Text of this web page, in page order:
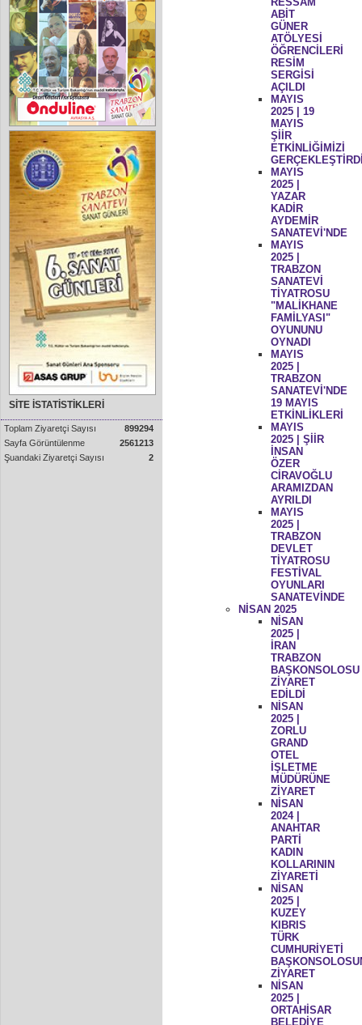
SİTE İSTATİSTİKLERİ
Toplam Ziyaretçi Sayısı
899294
Sayfa Görüntülenme
2561213
Şuandaki Ziyaretçi Sayısı
2
ABİT
GÜNER
ATÖLYESİ
ÖĞRENCİLERİ
RESİM
SERGİSİ
AÇILDI
MAYIS
2025 | 19
MAYIS
ŞİİR
ETKİNLİĞİMİZİ
MAYIS
2025 |
YAZAR
KADİR
AYDEMİR
SANATEVİ'NDE
MAYIS
2025 |
TRABZON
SANATEVİ
TİYATROSU
"MALİKHANE
FAMİLYASI"
OYUNUNU
OYNADI
MAYIS
2025 |
TRABZON
SANATEVİ'NDE
19 MAYIS
ETKİNLİKLERİ
MAYIS
2025 | ŞİİR
İNSAN
ÖZER
CİRAVOĞLU
ARAMIZDAN
AYRILDI
MAYIS
2025 |
TRABZON
DEVLET
TİYATROSU
FESTİVAL
OYUNLARI
SANATEVİNDE
NİSAN 2025
NİSAN
2025 |
İRAN
TRABZON
BAŞKONSOLOSU
ZİYARET
EDİLDİ
NİSAN
2025 |
ZORLU
GRAND
OTEL
İŞLETME
MÜDÜRÜNE
ZİYARET
NİSAN
2024 |
ANAHTAR
PARTİ
KADIN
KOLLARININ
ZİYARETİ
NİSAN
2025 |
KUZEY
KIBRIS
TÜRK
CUMHURİYETİ
ZİYARET
NİSAN
2025 |
ORTAHİSAR
BELEDİYE